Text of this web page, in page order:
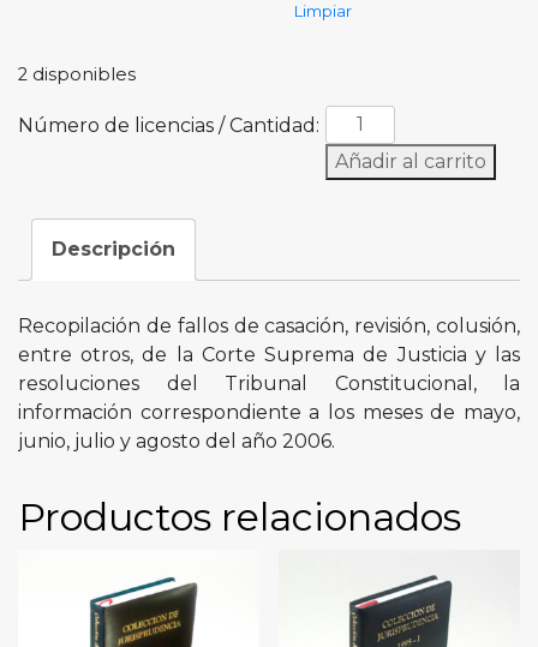
Limpiar
2 disponibles
Número de licencias / Cantidad:
Añadir al carrito
Descripción
Recopilación de fallos de casación, revisión, colusión,
entre otros, de la Corte Suprema de Justicia y las
resoluciones del Tribunal Constitucional, la
información correspondiente a los meses de mayo,
junio, julio y agosto del año 2006.
Productos relacionados